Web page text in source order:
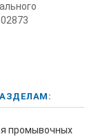
промывочных